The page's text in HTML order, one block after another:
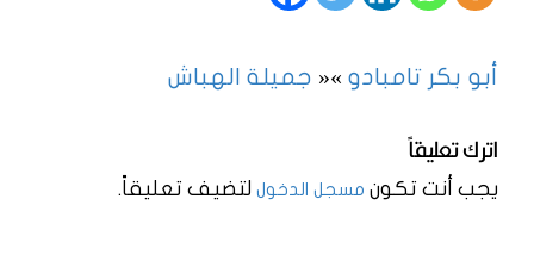
« جميلة الهباش أبو بكر تامبادو »
اترك تعليقاً
يجب أنت تكون مسجل الدخول لتضيف تعليقاً.